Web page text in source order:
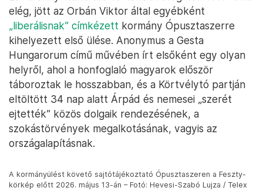
elég, jött az Orbán Viktor által egyébként
„liberálisnak” címkézett kormány Ópusztaszerre
kihelyezett első ülése. Anonymus a Gesta
Hungarorum című művében írt elsőként egy olyan
helyről, ahol a honfoglaló magyarok először
táboroztak le hosszabban, és a Körtvélytó partján
eltöltött 34 nap alatt Árpád és nemesei „szerét
ejtették” közös dolgaik rendezésének, a
szokástörvények megalkotásának, vagyis az
országalapításnak.
A kormányülést követő sajtótájékoztató Ópusztaszeren a Feszty-
körkép előtt 2026. május 13-án – Fotó: Hevesi-Szabó Lujza / Telex